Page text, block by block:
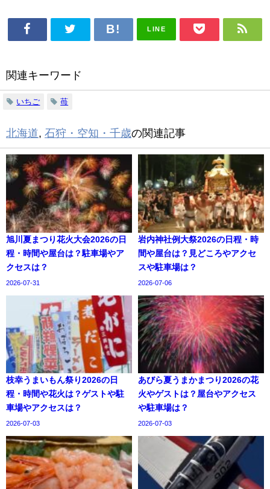
LINE
関連キーワード
いちご 苺
北海道, 石狩・空知・千歳の関連記事
旭川夏まつり花火大会2026の日
程・時間や屋台は？駐車場やア
クセスは？
2026-07-31
岩内神社例大祭2026の日程・時
間や屋台は？見どころやアクセ
スや駐車場は？
2026-07-06
枝幸うまいもん祭り2026の日
程・時間や花火は？ゲストや駐
車場やアクセスは？
2026-07-03
あびら夏うまかまつり2026の花
火やゲストは？屋台やアクセス
や駐車場は？
2026-07-03